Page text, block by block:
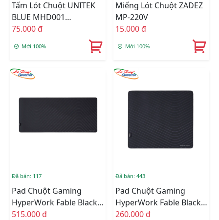
Tấm Lót Chuột UNITEK
BLUE MHD001
(220*245*15)MM
75.000 đ
Mới 100%
Miếng Lót Chuột ZADEZ
MP-220V
15.000 đ
Mới 100%
Đã bán: 117
Pad Chuột Gaming
HyperWork Fable Black
90x40cm
515.000 đ
Đã bán: 443
Pad Chuột Gaming
HyperWork Fable Black
45x40cm
260.000 đ